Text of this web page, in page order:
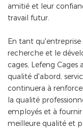
amitié et leur
travail futur.
En tant
recherche et le
cages, Lefeng
qualité d'abord,
continuera à
la qualité
employés et à
meilleure qualité et